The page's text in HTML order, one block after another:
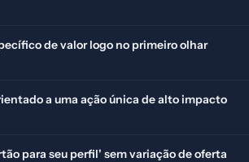
de valor logo no primeiro olhar
a uma ação única de alto impacto
para seu perfil' sem variação de oferta